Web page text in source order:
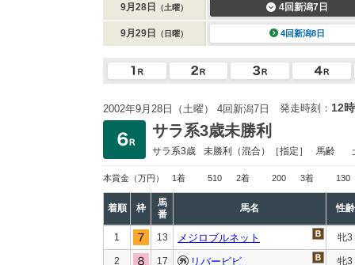
9月28日 （土曜） 4回新潟7日
9月29日 （日曜） 4回新潟8日
2002年9月28日（土曜） 4回新潟7日 発走時刻： 12
サラ系3歳未勝利
サラ系3歳 未勝利 （混合）［指定］ 馬齢
本賞金 （万円） 1着 510 2着 200 3着 130
着順 枠
馬
番
馬名 性齢
1 13 メジロブルネット 牝3
2 17 リバービビ 牝3